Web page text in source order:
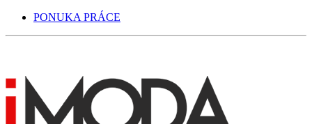
PONUKA PRÁCE